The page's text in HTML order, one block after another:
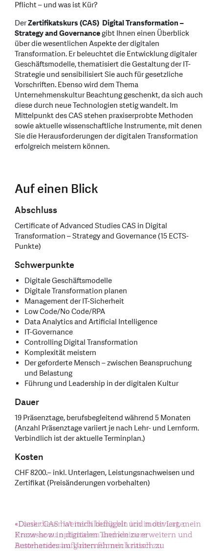
Pflicht – und was ist Kür?
DerZertifikatskurs (CAS) Digital Transformation –
Strategy and Governancegibt Ihnen einen Überblick
über die wesentlichen Aspekte der digitalen
Transformation. Er beleuchtet die Entwicklung digitaler
Geschäftsmodelle, thematisiert die Gestaltung der IT-
Strategie und sensibilisiert Sie auch für gesetzliche
Vorschriften. Ebenso wird dem Thema
Unternehmenskultur Beachtung geschenkt, da sich auch
diese durch neue Technologien stetig wandelt. Im
Mittelpunkt des CAS stehen praxiserprobte Methoden
sowie aktuelle wissenschaftliche Instrumente, mit denen
Sie die Herausforderungen der digitalen Transformation
erfolgreich meistern können.
Auf einen Blick
Abschluss
Certificate of Advanced Studies CAS in Digital
Transformation – Strategy and Governance (15 ECTS-
Punkte)
Schwerpunkte
Digitale Geschäftsmodelle
Digitale Transformation planen
Management der IT-Sicherheit
Low Code/No Code/RPA
Data Analytics and Artificial Intelligence
IT-Governance
Controlling Digital Transformation
Komplexität meistern
Der geforderte Mensch – zwischen Beanspruchung
und Belastung
Führung und Leadership in der digitalen Kultur
Dauer
19 Präsenztage, berufsbegleitend während 5 Monaten
(Anzahl Präsenztage variiert je nach Lehr- und Lernform.
Verbindlich ist der aktuelle Terminplan.)
Kosten
CHF 8200.– inkl. Unterlagen, Leistungsnachweisen und
Zertifikat (Preisänderungen vorbehalten)
«Dank dieser Weiterbildung bin ich in der Lage,
Prozesse zu optimieren und kleinere
Automationsaufgaben für mich rasch zu
«Dieser CAS hat mich beflügelt und motiviert, mein
Know-how in digitalen Themen zu erweitern und
Bestehendes im Unternehmen kritisch zu
«Ich habe bei einer Bank ein Career-Starter-
Programm im Bereich Firmenkundenberatung